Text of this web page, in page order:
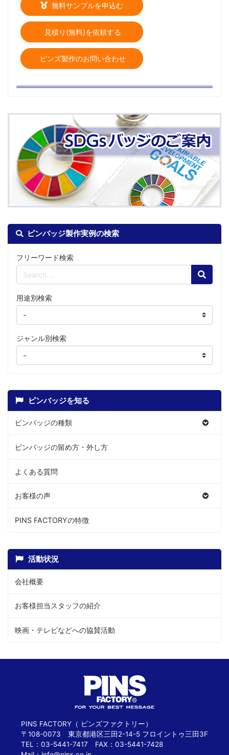
ピンバッジ製作実例の検索
フリーワード検索
Search
用途別検索
ジャンル別検索
ピンバッジを知る
ピンバッジの種類
ピンバッジの留め方・外し方
よくある質問
お客様の声
PINS FACTORYの特徴
活動状況
会社概要
お客様担当スタッフの紹介
映画・テレビなどへの協賛活動
無料サンプルを申込む
見積り(無料)を依頼する
ピンズ製作のお問い合わせ
PINS FACTORY（ ピンズファクトリー）
〒108-0073 東京都港区三田2-14-5 フロイントゥ三田3F
TEL：03-5441-7417 FAX：03-5441-7428